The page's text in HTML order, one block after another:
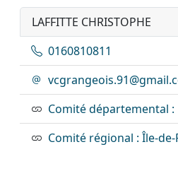
LAFFITTE CHRISTOPHE
0160810811
Comité départemental :
Comité régional : Île-de-